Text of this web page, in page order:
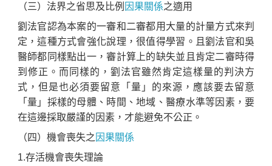
（三）法界之省思及比例 因果關係之適用
劉法官認為本案的一審和二審都用大量的計量方式來判
定，這種方式會強化說理，很值得學習。且劉法官和吳
醫師都同樣點出一，審計算上的缺失並且肯定二審時得
到修正。而同樣的，劉法官雖然肯定這樣量的判決方
式，但是也必須要留意「量」的來源，應該要去留意
「量」採樣的母體、時間、地域、醫療水準等因素，要
在這邊採取嚴謹的因素，才能避免不公正。
（四）機會喪失之 因果關係
1.存活機會喪失理論